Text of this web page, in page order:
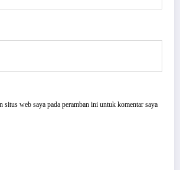
situs web saya pada peramban ini untuk komentar saya